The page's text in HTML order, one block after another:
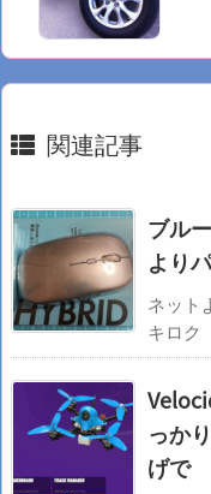
関連記事
ブル
より
ネット
キロク
っか
げで